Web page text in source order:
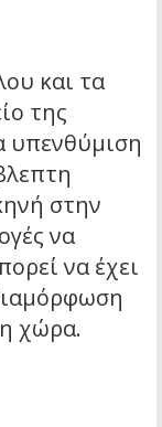
και τα
της
υπενθύμιση
στην
να
να έχει
χώρα.